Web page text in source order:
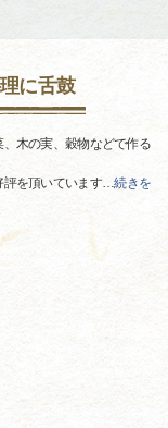
に舌鼓
木の実、穀物などで作る
を頂いています…続きを